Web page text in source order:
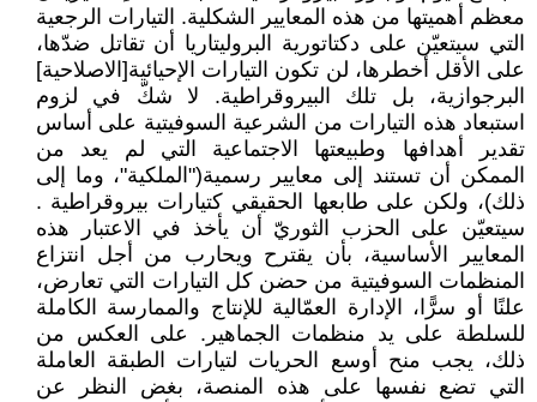
معظم أهميتها من هذه المعايير الشكلية. التيارات الرجعية
التي ‏سيتعيّن على دكتاتورية البروليتاريا أن تقاتل ضدّها،
على الأقل أخطرها، لن تكون التيارات ‏الإحيائية[الاصلاحية]
البرجوازية، بل تلك البيروقراطية. لا شكّ في لزوم
استبعاد هذه التيارات من الشرعية ‏السوفيتية على أساس
تقدير أهدافها وطبيعتها الاجتماعية التي لم يعد من
الممكن أن تستند إلى معايير ‏رسمية("الملكية"، وما إلى
ذلك)، ولكن على طابعها الحقيقي كتيارات بيروقراطية .
سيتعيّن على الحزب ‏الثوريّ أن يأخذ في الاعتبار هذه
المعايير الأساسية، بأن يقترح ويحارب من أجل انتزاع
المنظمات ‏السوفيتية من حضن كل التيارات التي تعارض،
علنًا أو سرًّا، الإدارة العمّالية للإنتاج والممارسة الكاملة
‏للسلطة على يد منظمات الجماهير. على العكس من
ذلك، يجب منح أوسع الحريات لتيارات الطبقة ‏العاملة
التي تضع نفسها على هذه المنصة، بغض النظر عن